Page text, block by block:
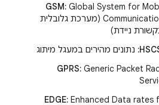
GSM: Global System for
Communications (מערכת גלובלית
ניידת)
נתונים מהירים במעגל מיתוג
GPRS: Generic Packet
EDGE: Enhanced Data rates